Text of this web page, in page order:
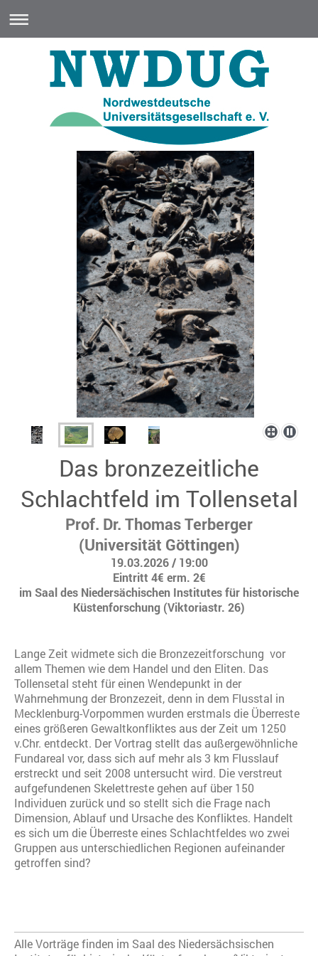
Das bronzezeitliche
Schlachtfeld im Tollensetal
Prof. Dr. Thomas Terberger
(Universität Göttingen)
19.03.2026 / 19:00
Eintritt 4€ erm. 2€
im Saal des Niedersächischen Institutes für historische
Küstenforschung (Viktoriastr. 26)
Lange Zeit widmete sich die Bronzezeitforschung vor
allem Themen wie dem Handel und den Eliten. Das
Tollensetal steht für einen Wendepunkt in der
Wahrnehmung der Bronzezeit, denn in dem Flusstal in
Mecklenburg-Vorpommen wurden erstmals die Überreste
eines größeren Gewaltkonfliktes aus der Zeit um 1250
v.Chr. entdeckt. Der Vortrag stellt das außergewöhnliche
Fundareal vor, dass sich auf mehr als 3 km Flusslauf
erstreckt und seit 2008 untersucht wird. Die verstreut
aufgefundenen Skelettreste gehen auf über 150
Individuen zurück und so stellt sich die Frage nach
Dimension, Ablauf und Ursache des Konfliktes. Handelt
es sich um die Überreste eines Schlachtfeldes wo zwei
Gruppen aus unterschiedlichen Regionen aufeinander
getroffen sind?
Alle Vorträge finden im Saal des Niedersächsischen